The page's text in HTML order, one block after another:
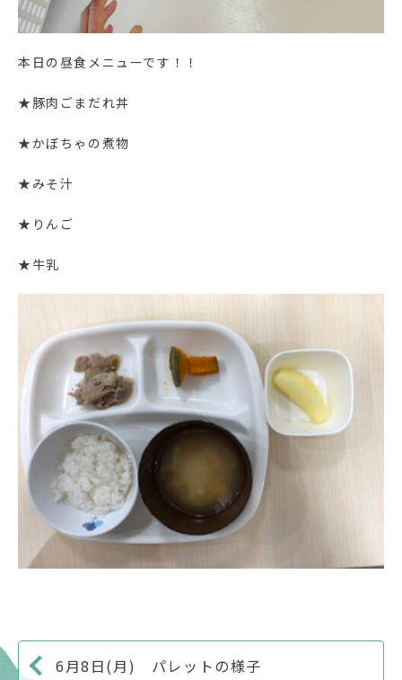
本日の昼食メニューです！！
★豚肉ごまだれ丼
★かぼちゃの煮物
★みそ汁
★りんご
★牛乳
6月8日(月) パレットの様子